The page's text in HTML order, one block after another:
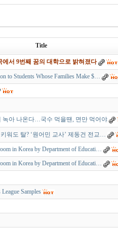
Title
에서 9번째 꿈의 대학으로 밝혀졌다
to Students Whose Families Make $…
녹아 나온다…국수 먹을땐, 면만 먹어야
워도 탈? ‘원어민 교사’ 제동건 전교…
in Korea by Department of Educati…
in Korea by Department of Educati…
Samples